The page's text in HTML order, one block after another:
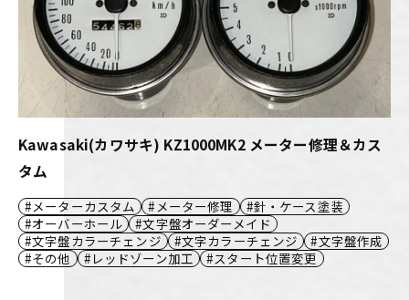
Kawasaki(カワサキ) KZ1000MK2 メーター修理＆カス
タム
メーターカスタム メーター修理
針・ケース塗装
オーバーホール
文字盤オーダーメイド
文字盤カラーチェンジ
文字カラーチェンジ
文字盤作成
その他
レッドゾーン加工 スタート位置変更